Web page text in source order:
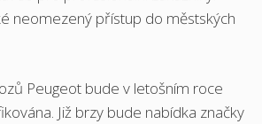
neomezený přístup do městských
Peugeot bude v letošním roce
Již brzy bude nabídka značky